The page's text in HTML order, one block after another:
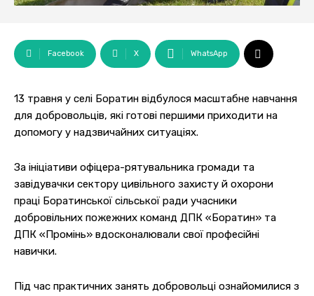
Facebook X WhatsApp
13 травня у селі Боратин відбулося масштабне навчання
для добровольців, які готові першими приходити на
допомогу у надзвичайних ситуаціях.
За ініціативи офіцера-рятувальника громади та
завідувачки сектору цивільного захисту й охорони
праці Боратинської сільської ради учасники
добровільних пожежних команд ДПК «Боратин» та
ДПК «Промінь» вдосконалювали свої професійні
навички.
Під час практичних занять добровольці ознайомилися з